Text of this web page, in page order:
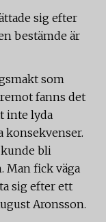
sig efter
bestämde är
som
fanns det
inte lyda
konsekvenser.
bli
Man fick väga
sig efter ett
Aronsson.